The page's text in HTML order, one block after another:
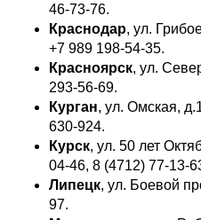
46-73-76.
Краснодар, ул.
+7 989 198-54-35.
Красноярск, ул.
293-56-69.
Курган, ул. Омская,
630-924.
Курск, ул. 50 лет
04-46, 8 (4712) 77-13-
Липецк, ул. Боевой
97.